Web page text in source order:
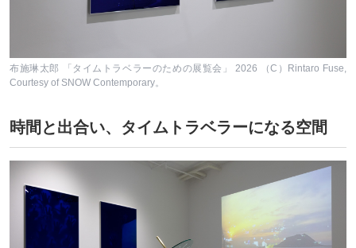
布施琳太郎 「タイムトラベラーのための展覧会」 2026 （C）Rintaro Fuse,
Courtesy of SNOW Contemporary。
時間と出合い、タイムトラベラーになる空間